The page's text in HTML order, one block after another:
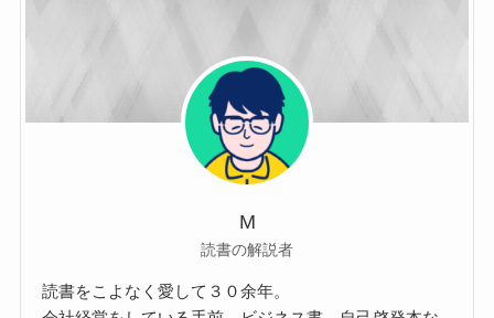
M
読書の解説者
読書をこよなく愛して３０余年。